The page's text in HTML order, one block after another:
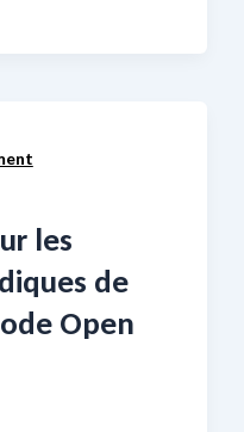
les
de
Open